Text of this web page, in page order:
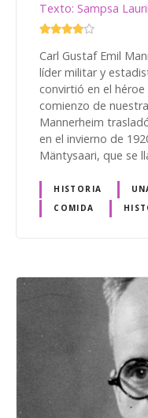
Texto: Sampsa
Carl Gustaf Emil
líder militar y
convirtió en el
comienzo de
Mannerheim
en el invierno de
Mäntysaari, que se
HISTORIA
COMIDA